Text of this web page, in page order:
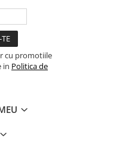
cu promotiile
in Politica de